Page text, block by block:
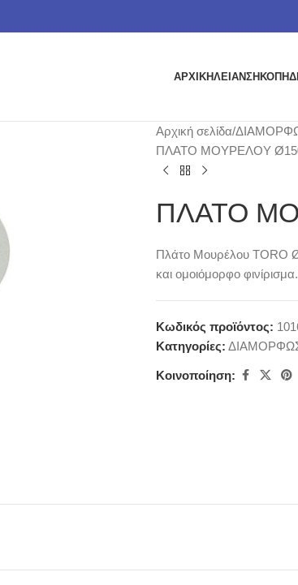
ΑΡΧΙΚΗΛΕΙΑΝΣΗ ΚΟΠΗ
Αρχική σελίδα
ΠΛΑΤΟ ΜΟΥΡΕΛΟΥ
ΠΛΑΤΟ
Πλάτο Μουρέλου TORO
και ομοιόμορφο φινίρισμα.
Κωδικός προϊόντος:
Κατηγορίες:
Κοινοποίηση: